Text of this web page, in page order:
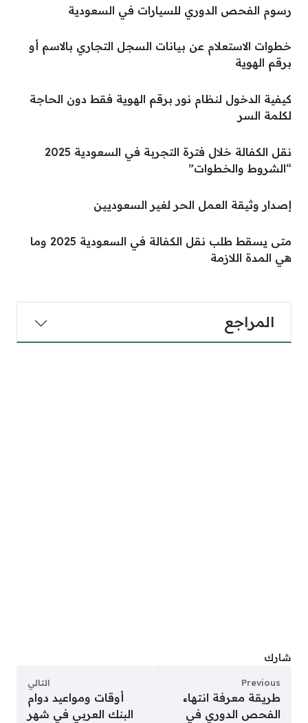
رسوم الفحص الدوري للسيارات في السعودية
خطوات الاستعلام عن بيانات السجل التجاري بالاسم أو
برقم الهوية
كيفية الدخول لنظام نور برقم الهوية فقط دون الحاجة
لكلمة السر
نقل الكفالة خلال فترة التجربة في السعودية 2025
“الشروط والخطوات”
إصدار وثيقة العمل الحر لغير السعوديين
متى يسقط طلب نقل الكفالة في السعودية 2025 وما
هي المدة اللازمة
المراجع
شارك
Previous
طريقة معرفة انتهاء
الفحص الدوري في
التالي
أوقات ومواعيد دوام
البنك العربي في شهر